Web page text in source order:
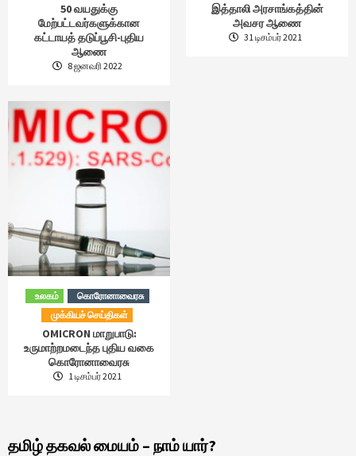
50 வயதுக்கு
மேற்பட்டவர்களுக்கான
கட்டாயத் தடுப்பூசி-புதிய
ஆணை
8 ஜனவரி 2022
இத்தாலி அரசாங்கத்தின்
அவசர ஆணை
31 டிசம்பர் 2021
உலகம்
கொரோனாவைரசு
முக்கியச் செய்திகள்
OMICRON மாறுபாடு:
உருமாற்றமடைந்த புதிய வகை
கொரோனாவைரசு
1 டிசம்பர் 2021
தமிழ் தகவல் மையம் – நாம் யார்?